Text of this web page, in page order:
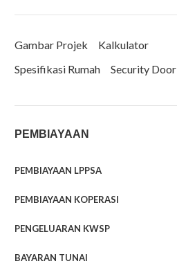
Gambar Projek
Kalkulator
Spesifikasi Rumah
Security Door
PEMBIAYAAN
PEMBIAYAAN LPPSA
PEMBIAYAAN KOPERASI
PENGELUARAN KWSP
BAYARAN TUNAI